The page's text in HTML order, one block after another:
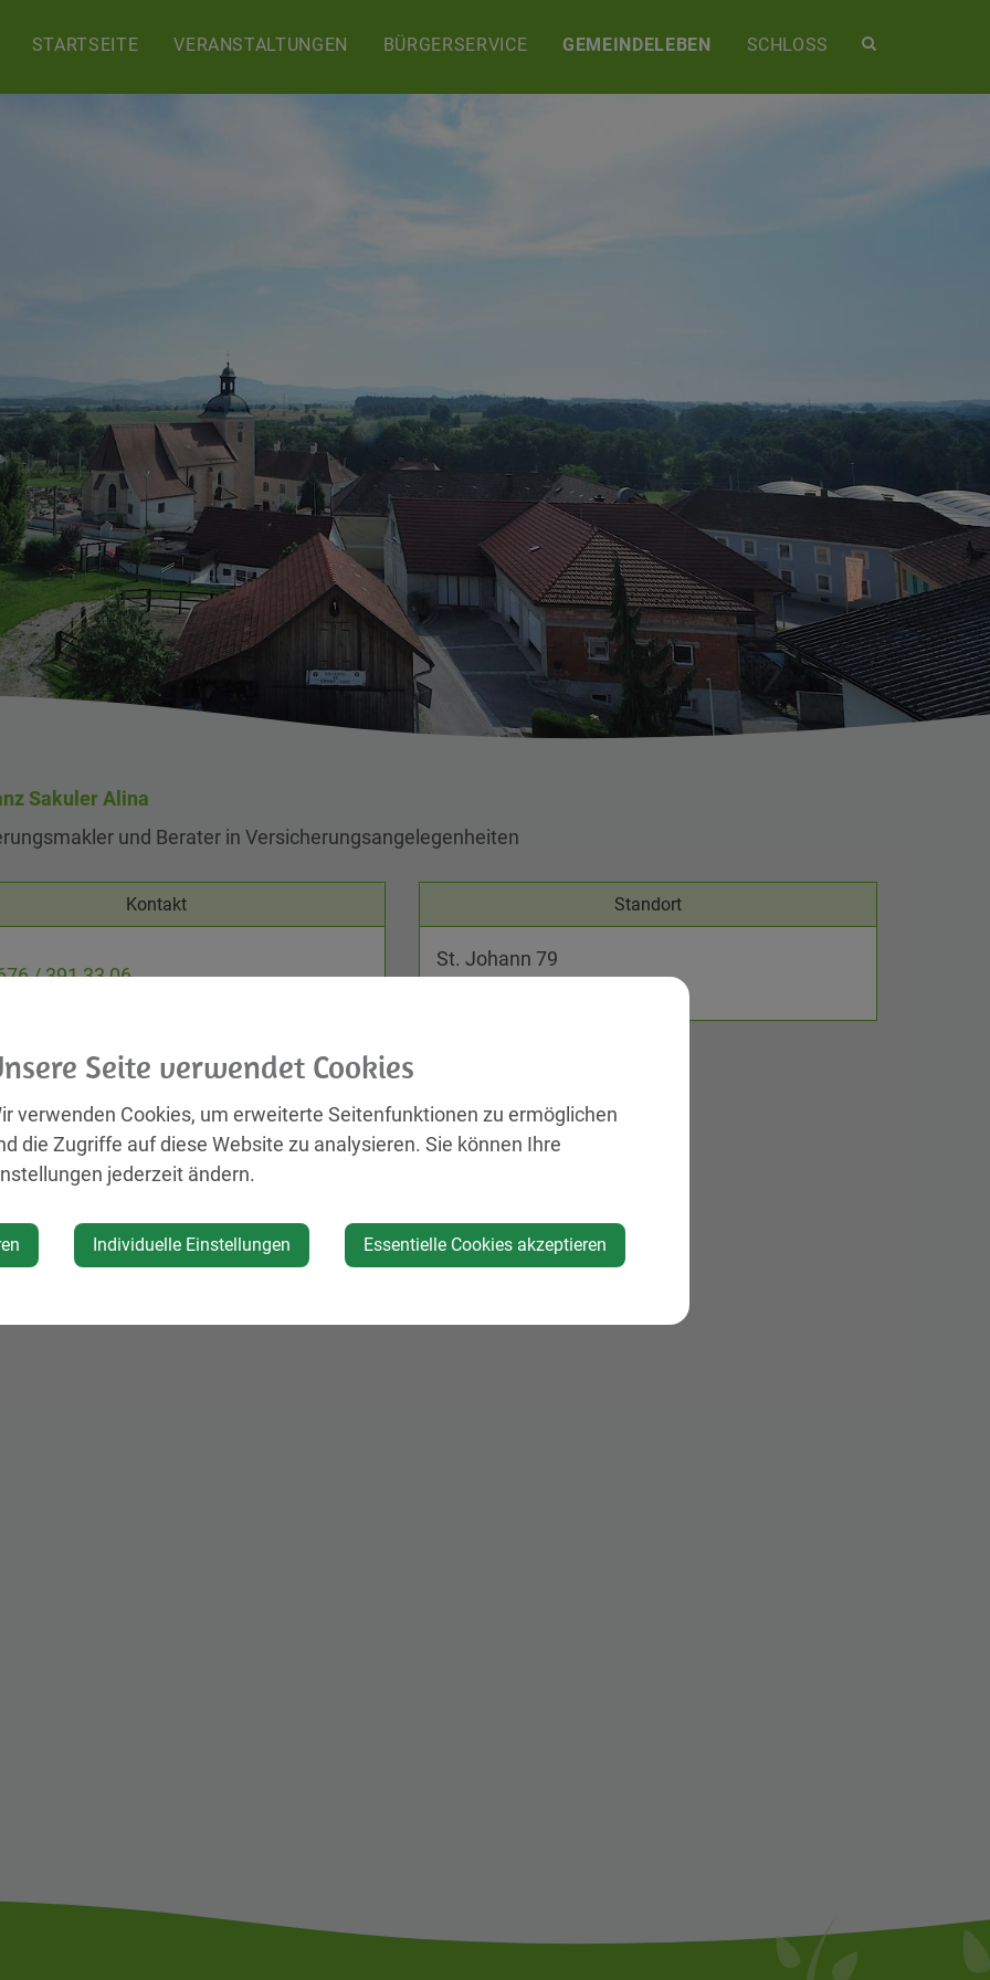
Site
STARTSEITE VERANSTALTUNGEN BÜRGERSERVICE GEMEINDELEBEN SCHLOSS
Sakuler Alina
und Berater in Versicherungsangelegenheiten
Kontakt
/ 391 33 06
Öffnungszeiten
Standort
St. Johann 79
Seite verwendet Cookies
verwenden Cookies, um erweiterte Seitenfunktionen zu ermöglichen
die Zugriffe auf diese Website zu analysieren. Sie können Ihre
jederzeit ändern.
Individuelle Einstellungen Essentielle Cookies akzeptieren